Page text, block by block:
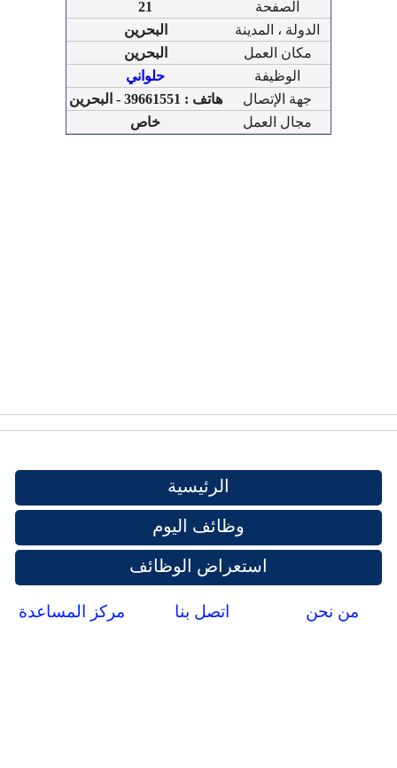
21
الصفحة
البحرين
الدولة ، المدينة
البحرين
مكان العمل
حلواني
الوظيفة
هاتف : 39661551 - البحرين
جهة الإتصال
خاص
مجال العمل
الرئيسية
وظائف اليوم
استعراض الوظائف
من نحن اتصل بنا مركز المساعدة